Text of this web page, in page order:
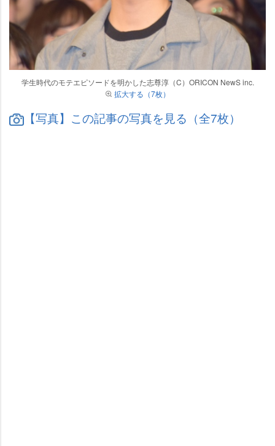
学生時代のモテエピソードを明かした志尊淳（C）ORICON NewS inc.
拡大する（7枚）
【写真】この記事の写真を見る（全7枚）